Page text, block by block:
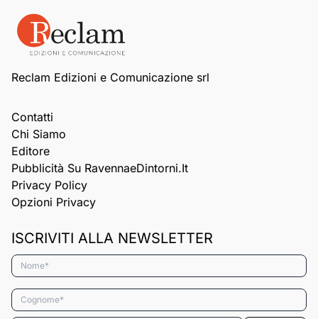
Reclam Edizioni e Comunicazione srl
Contatti
Chi Siamo
Editore
Pubblicità Su RavennaeDintorni.it
Privacy Policy
Opzioni Privacy
ISCRIVITI ALLA NEWSLETTER
Nome*
Cognome*